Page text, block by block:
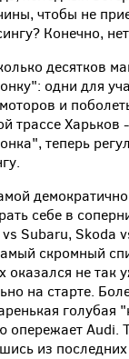
чтобы не
Конечно,
десятков
одни для
и
трассе Харьков
теперь
себе в
Subaru, Skoda
скромный
оказался не так
на старте.
голубая
опережает Audi.
из